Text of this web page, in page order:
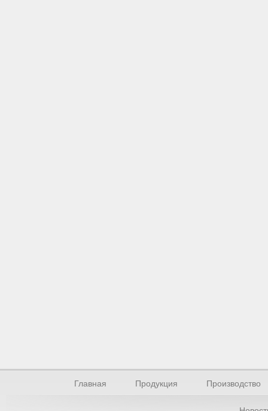
Главная Продукция Производство